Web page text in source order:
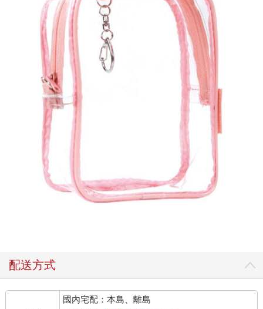
配送方式
國內宅配：本島、離島